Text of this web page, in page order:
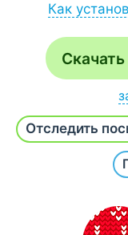
Как
после
через
если на
разрешить
источников,
после
списка
Напишите
течение часа
Отследить